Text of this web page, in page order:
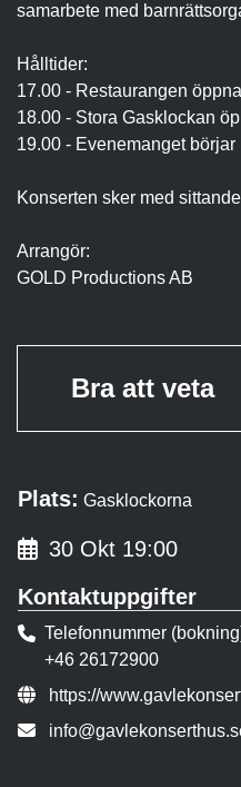
samarbete med
Hålltider:
17.00 - Restaurangen
18.00 - Stora Gasklockan
19.00 - Evenemanget börjar
Konserten sker med
Arrangör:
GOLD Productions AB
Bra att veta
Plats: Gasklockorna
30 Okt 19:00
Kontaktuppgifter
Telefonnummer
+46 26172900
Evenemangslänk:
https://
E-post: